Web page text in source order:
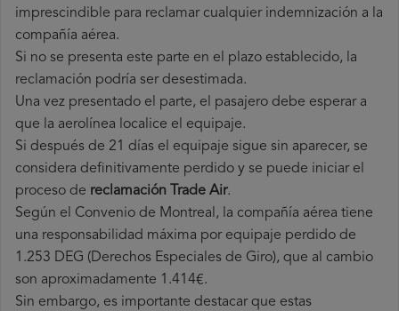
imprescindible para reclamar cualquier indemnización a la
compañía aérea.
Si no se presenta este parte en el plazo establecido, la
reclamación podría ser desestimada.
Una vez presentado el parte, el pasajero debe esperar a
que la aerolínea localice el equipaje.
Si después de 21 días el equipaje sigue sin aparecer, se
considera definitivamente perdido y se puede iniciar el
proceso de reclamación Trade Air.
Según el Convenio de Montreal, la compañía aérea tiene
una responsabilidad máxima por equipaje perdido de
1.253 DEG (Derechos Especiales de Giro), que al cambio
son aproximadamente 1.414€.
Sin embargo, es importante destacar que estas